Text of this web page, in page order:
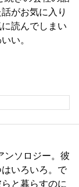
がお気に入り
読んでしまい
い。
ンソロジー。彼
いろいろ。で
と暮らすのに